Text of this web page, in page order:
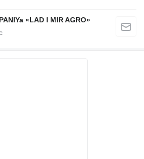
«LAD I MIR AGRO»